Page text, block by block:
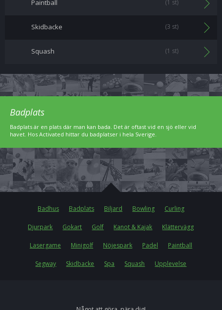
Paintball (1 st)
Skidbacke (3 st)
Squash (1 st)
Badplats
Badplats är en plats där man kan bada. Det är oftast vid en sjö eller vid
havet. Hos Activated hittar du badplatser i hela Sverige.
Badhus Badplats Biljard Bowling Curling
Djurpark Gokart Golf Kanot & Kajak Klättervägg
Lasergame Minigolf Nöjespark Padel Paintball
Segway Skidbacke Spa Squash Upplevelse